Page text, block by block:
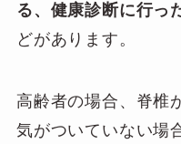
る、健康診断に行っ
どがあります。
高齢者の場合、脊椎
気がついていない場